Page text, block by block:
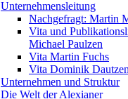
Unternehmensleitung
Nachgefragt: Martin
Vita und
Michael Paulzen
Vita Martin Fuchs
Vita Dominik
Unternehmen und Struktur
Die Welt der Alexianer